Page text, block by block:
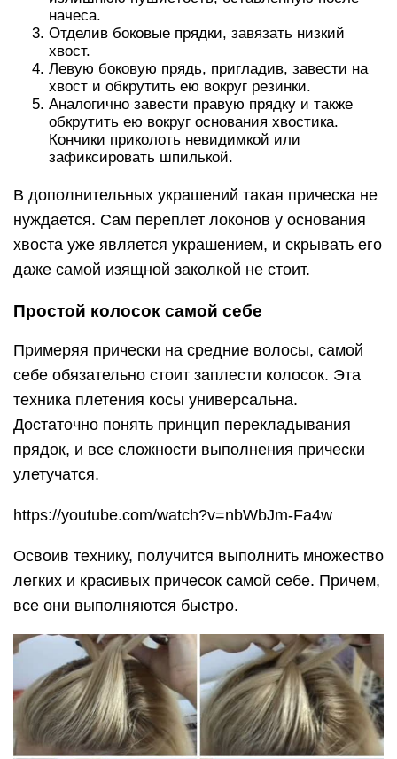
начеса.
Отделив боковые прядки, завязать низкий
хвост.
Левую боковую прядь, пригладив, завести на
хвост и обкрутить ею вокруг резинки.
Аналогично завести правую прядку и также
обкрутить ею вокруг основания хвостика.
Кончики приколоть невидимкой или
зафиксировать шпилькой.
В дополнительных украшений такая прическа не
нуждается. Сам переплет локонов у основания
хвоста уже является украшением, и скрывать его
даже самой изящной заколкой не стоит.
Простой колосок самой себе
Примеряя прически на средние волосы, самой
себе обязательно стоит заплести колосок. Эта
техника плетения косы универсальна.
Достаточно понять принцип перекладывания
прядок, и все сложности выполнения прически
улетучатся.
https://youtube.com/watch?v=nbWbJm-Fa4w
Освоив технику, получится выполнить множество
легких и красивых причесок самой себе. Причем,
все они выполняются быстро.